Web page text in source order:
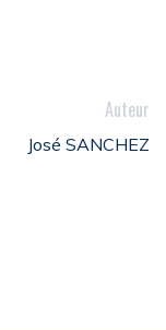
Auteur
José SANCHEZ